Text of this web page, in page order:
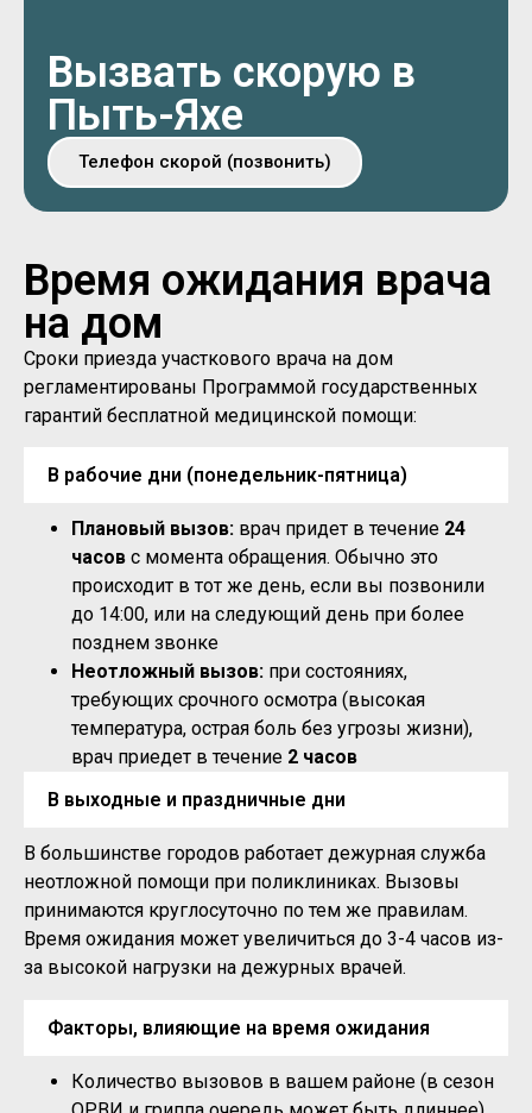
Вызвать скорую в
Пыть-Яхе
Телефон скорой (позвонить)
Время ожидания врача
на дом
Сроки приезда участкового врача на дом
регламентированы Программой государственных
гарантий бесплатной медицинской помощи:
В рабочие дни (понедельник-пятница)
Плановый вызов: врач придет в течение 24
часов с момента обращения. Обычно это
происходит в тот же день, если вы позвонили
до 14:00, или на следующий день при более
позднем звонке
Неотложный вызов: при состояниях,
требующих срочного осмотра (высокая
температура, острая боль без угрозы жизни),
врач приедет в течение 2 часов
В выходные и праздничные дни
В большинстве городов работает дежурная служба
неотложной помощи при поликлиниках. Вызовы
принимаются круглосуточно по тем же правилам.
Время ожидания может увеличиться до 3-4 часов из-
за высокой нагрузки на дежурных врачей.
Факторы, влияющие на время ожидания
Количество вызовов в вашем районе (в сезон